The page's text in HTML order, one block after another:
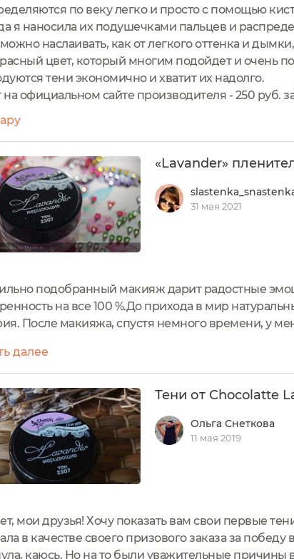
по веку легко и просто с помощью
я наносила их подушечками пальцев и
наслаивать, как от легкого оттенка и
цвет, который многим подойдет и очень
тени экономично и хватит их надолго.
на официальном сайте производителя - 250 руб. за
«Lavander»
31 мая 2021
подобранный макияж дарит радостные
на все 100 %.До прихода в мир
После макияжа, спустя немного времени, у
тени! В то время, я выбирала...
далее
Тени от Chocolatte
Ольга Снеткова
11 мая 2019
мои друзья! Хочу показать вам свои первые
в качестве своего призового заказа за
каюсь. Но на то были уважительные причины